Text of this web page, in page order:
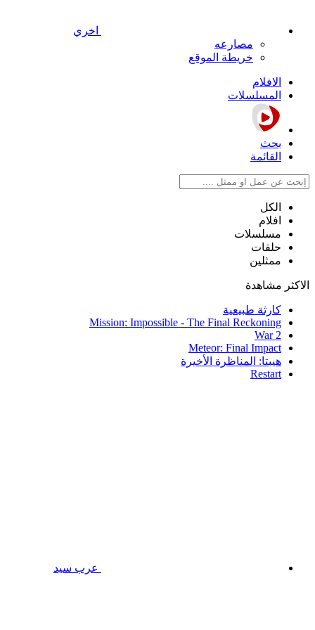
اخري
مصارعه
خريطة الموقع
الافلام
المسلسلات
بحث
القائمة
الكل
افلام
مسلسلات
حلقات
ممثلين
الاكثر مشاهدة
كارثة طبيعية
Mission: Impossible - The Final Reckoning
War 2
Meteor: Final Impact
هيبتا: المناظرة الأخيرة
Restart
عرب سيد